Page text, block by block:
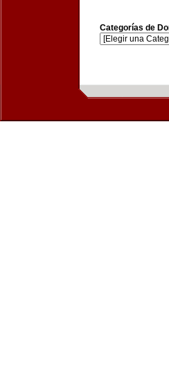
Categorías de